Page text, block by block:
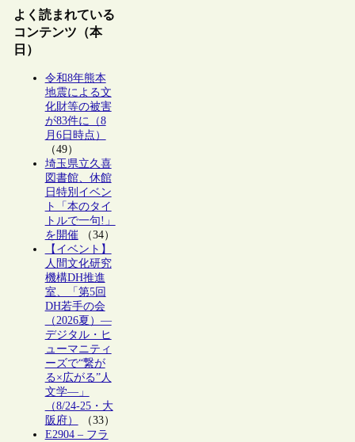
よく読まれている
コンテンツ（本
日）
令和8年熊本
地震による文
化財等の被害
が83件に（8
月6日時点）
（49）
埼玉県立久喜
図書館、休館
日特別イベン
ト「本のタイ
トルで一句!」
を開催（34）
【イベント】
人間文化研究
機構DH推進
室、「第5回
DH若手の会
（2026夏）―
デジタル・ヒ
ューマニティ
ーズで“繋が
る×広がる”人
文学―」
（8/24-25・大
阪府）
（33）
E2904 – フラ